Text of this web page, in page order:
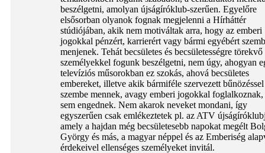
beszélgetni, amolyan újságíróklub-szerűen. Egyelőre
elsősorban olyanok fognak megjelenni a Hírháttér
stúdiójában, akik nem motiváltak arra, hogy az emberi
jogokkal pénzért, karrierért vagy bármi egyébért
menjenek. Tehát becsületes és becsületességre törekvő
személyekkel fogunk beszélgetni, nem úgy, ahogyan
televíziós műsorokban ez szokás, ahová becsületes
embereket, illetve akik bármiféle szervezett bűnözéssel
szembe mennek, avagy emberi jogokkal foglalkoznak,
sem engednek. Nem akarok neveket mondani, így
egyszerűen csak emlékeztetek pl. az ATV
amely a hajdan még becsületesebb napokat megélt
György és más, a magyar néppel és az Emberiség
érdekeivel ellenséges személyeket invitál.